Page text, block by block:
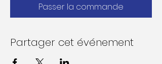
Passer la commande
Partager cet événement